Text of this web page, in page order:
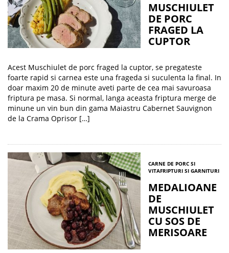
MUSCHIULET
DE PORC
FRAGED LA
CUPTOR
Acest Muschiulet de porc fraged la cuptor, se pregateste
foarte rapid si carnea este una frageda si suculenta la final. In
doar maxim 20 de minute aveti parte de cea mai savuroasa
friptura pe masa. Si normal, langa aceasta friptura merge de
minune un vin bun din gama Maiastru Cabernet Sauvignon
de la Crama Oprisor […]
CARNE DE PORC SI
VITAFRIPTURI SI GARNITURI
MEDALIOANE
DE
MUSCHIULET
CU SOS DE
MERISOARE